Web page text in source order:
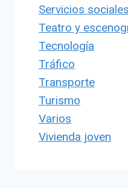
Servicios sociales
Teatro y
Tecnología
Tráfico
Transporte
Turismo
Varios
Vivienda joven